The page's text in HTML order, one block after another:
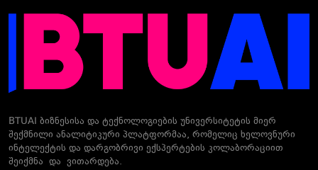
BTUAI ბიზნესისა და ტექნოლოგიების უნივერსიტეტის მიერ
შექმნილი ანალიტიკური პლატფორმაა, რომელიც ხელოვნური
ინტელექტის და დარგობრივი ექსპერტების კოლაბორაციით
შეიქმნა და ვითარდება.